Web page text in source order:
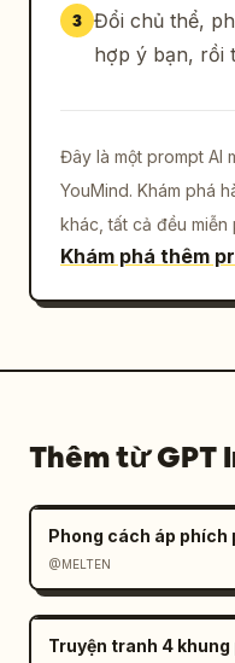
3 Đổi chủ thể,
hợp ý bạn, rồi
Đây là một prompt AI
YouMind. Khám phá
khác, tất cả đều
Khám phá thêm
Thêm từ GPT
Phong cách áp phích
@MELTEN